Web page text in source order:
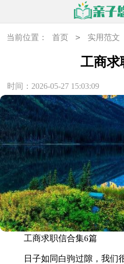
当前位置： 首页 > 实用范文
工商求
时间：2026-05-27 15:03:09
工商求职信合集6篇
日子如同白驹过隙，我们